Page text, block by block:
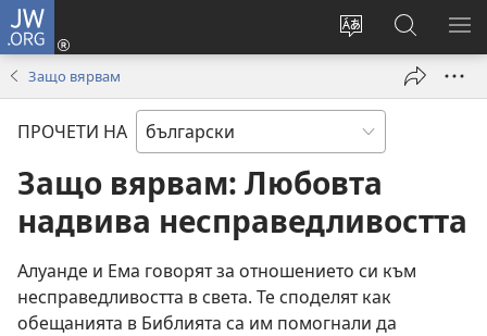
JW.ORG
Смени
сайта
Влез
(отваря
прозорец)
Търсене
в
JW.ORG
Защо вярвам
ПРОЧЕТИ НА
Защо вярвам: Любовта
надвива несправедливостта
Алуанде и Ема говорят за отношението си към
несправедливостта в света. Те споделят как
обещанията в Библията са им помогнали да